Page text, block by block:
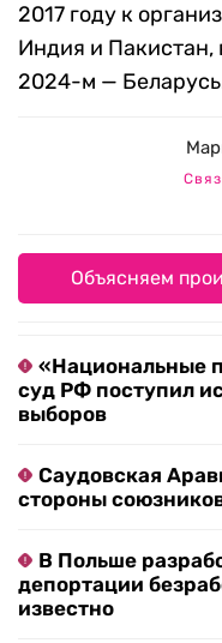
2017 году к
Индия и Пакистан,
2024-м —
Объясняем
«Национальные
суд РФ поступил
выборов
Саудовская
стороны
В Польше
депортации
известно